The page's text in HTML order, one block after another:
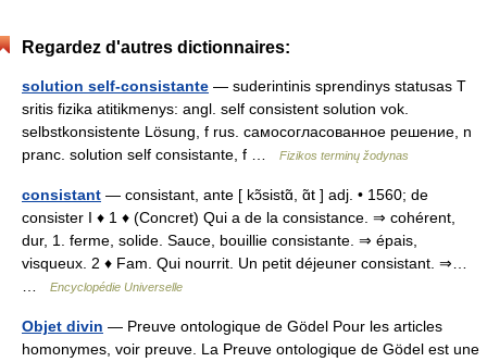
Regardez d'autres dictionnaires:
solution self-consistante — suderintinis sprendinys statusas T
sritis fizika atitikmenys: angl. self consistent solution vok.
selbstkonsistente Lösung, f rus. самосогласованное решение, n
pranc. solution self consistante, f …
Fizikos terminų žodynas
consistant — consistant, ante [ kɔ̃sistɑ̃, ɑ̃t ] adj. • 1560; de
consister I ♦ 1 ♦ (Concret) Qui a de la consistance. ⇒ cohérent,
dur, 1. ferme, solide. Sauce, bouillie consistante. ⇒ épais,
visqueux. 2 ♦ Fam. Qui nourrit. Un petit déjeuner consistant. ⇒…
Encyclopédie Universelle
Objet divin — Preuve ontologique de Gödel Pour les articles
homonymes, voir preuve. La Preuve ontologique de Gödel est une